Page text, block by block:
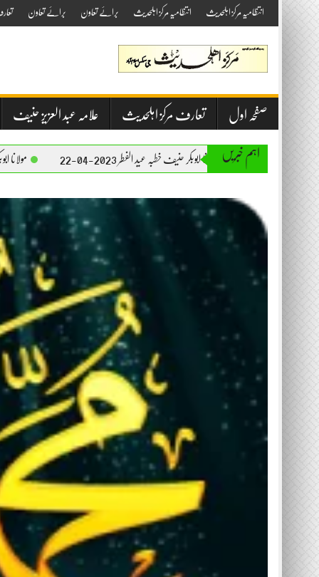
Skip
to
content
انتظامیہ مرکز اہلحدیث انتظامیہ مرکز اہلحدیث برائے تعاون برائے تعاون
صفحہ اول تعارف مرکز اہلحدیث علامہ عبد العزیز حنیف
اہم خبریں
مولانا ابوبکر حنیف خطبہ عید الفطر 2023-04-22 مولانا ابوبکر حنیف خطبہ جمعۃ